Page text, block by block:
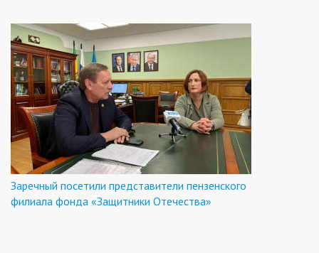
Заречный посетили представители пензенского
филиала фонда «Защитники Отечества»